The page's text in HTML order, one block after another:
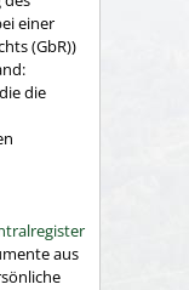
einer
(GbR))
die
aus